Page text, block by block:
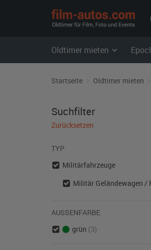
Oldtimer mieten
Startseite Oldtimer mieten
Suchfilter
Zurücksetzen
TYP
Militärfahrzeuge
Militär Geländewagen /
AUSSENFARBE
grün (3)